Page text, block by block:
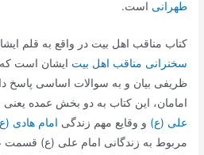
طهرانی است.
کتاب مناقب اهل بیت در واقع به قلم
سخنرانی مناقب اهل بیت ایشان است
ظریفی بیان و به سوالات اساسی پاسخ
امامان، این کتاب به دو بخش عمده
علی (ع) و وقایع مهم زندگی امام هادی
مربوط به زندگانی امام علی (ع) قسمت